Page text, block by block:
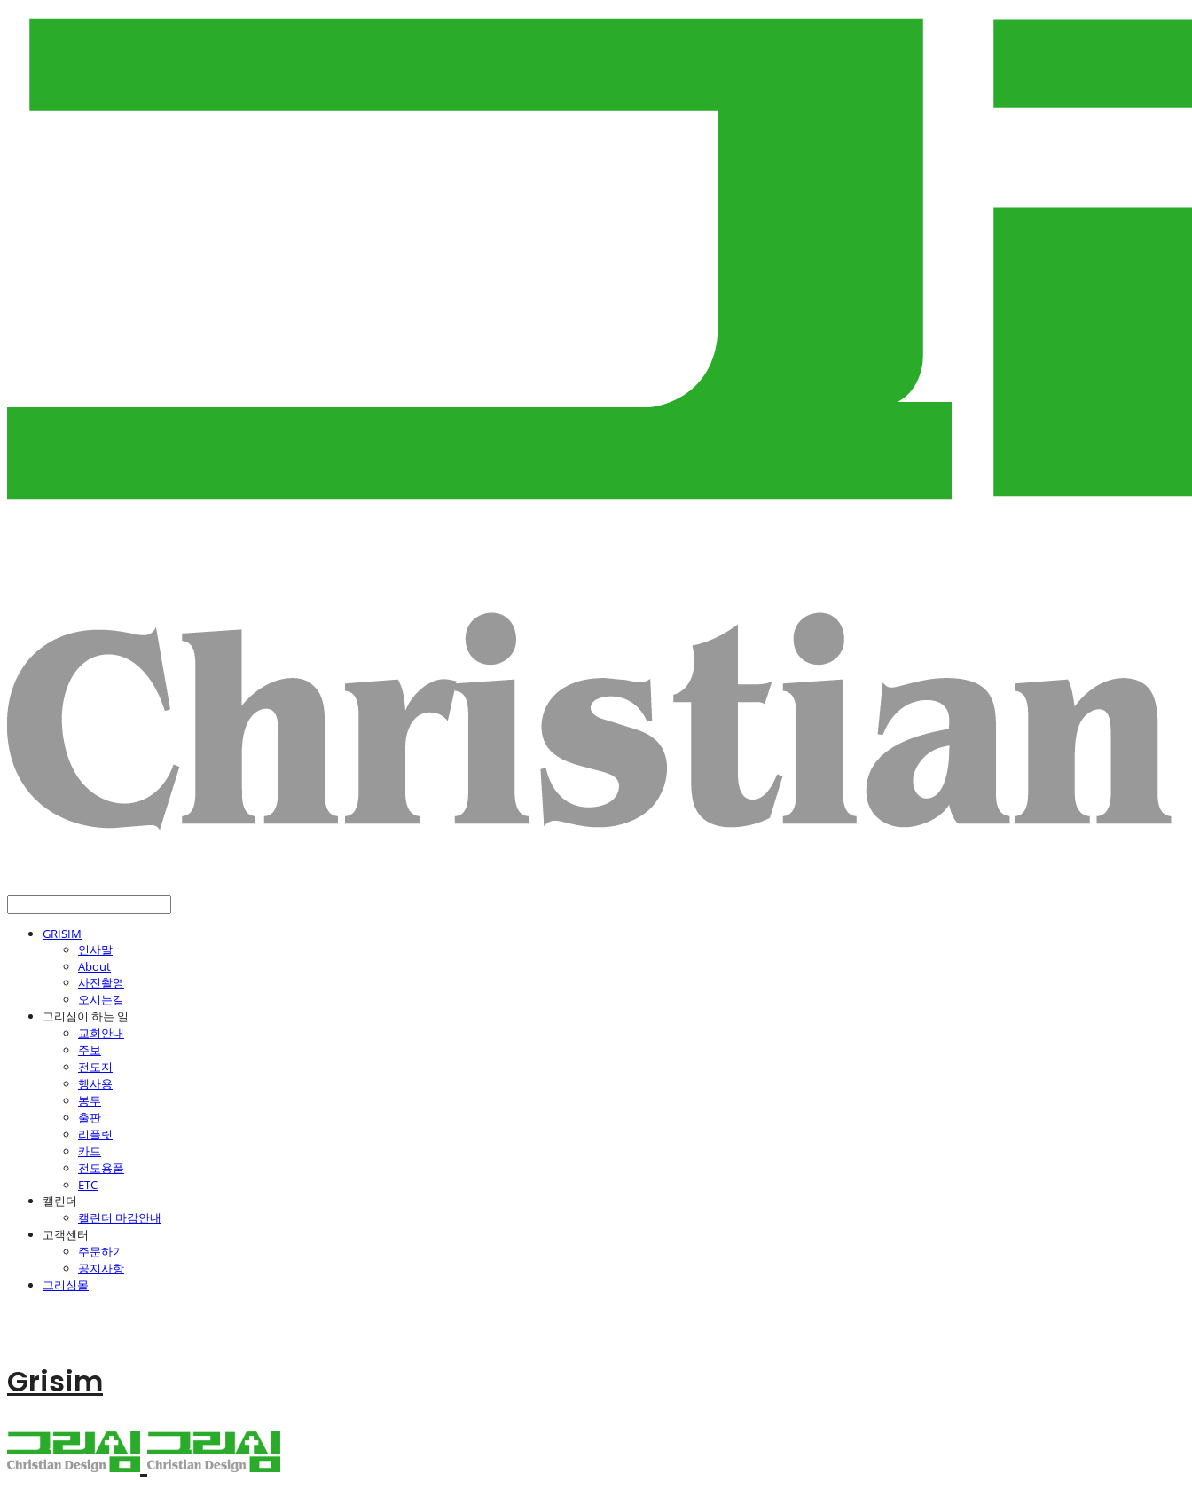
GRISIM
인사말
About
사진촬영
오시는길
그리심이 하는 일
교회안내
주보
전도지
행사용
봉투
출판
리플릿
카드
전도용품
ETC
캘린더
캘린더 마감안내
고객센터
주문하기
공지사항
그리심몰
Grisim